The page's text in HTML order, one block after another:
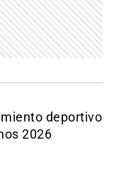
deportivo
2026